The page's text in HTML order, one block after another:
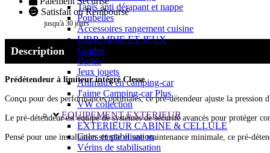
Tapis anti dérapant et nappe
Poubelles
Accessoires rangement cuisine
LIBRAIRIE ET JEUX
Guides
Cartes
Jeux jouets
Animaux en camping-car
J'aime Camping-car Plus
VW collection
EQUIPEMENT EXTERIEUR
EXTERIEUR CABINE & CELLULE
Cales et stabilisation
Vérins de stabilisation
Satisfait ou Remboursé
jusqu'à 30 jours
Description
Prédétendeur à limiteur intégré Clesse
Conçu pour des performances optimales, ce pré-détendeur ajuste la pression
Le pré-détendeur est équipé de systèmes de sécurité avancés pour protéger
Pensé pour une installation simple et une maintenance minimale, ce pré-